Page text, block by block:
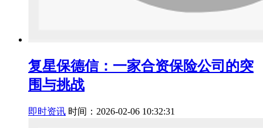
复星保德信：一家合资保险公司的突
围与挑战
即时资讯 时间：2026-02-06 10:32:31